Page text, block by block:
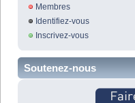
Membres
Identifiez-vous
Inscrivez-vous
Soutenez-nous